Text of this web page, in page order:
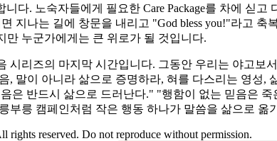
다. 노숙자들에게 필요한 Care Package를 차에 싣
지나는 길에 창문을 내리고 "God bless you!"라고
만 누군가에게는 큰 위로가 될 것입니다.
시리즈의 마지막 시간입니다. 그동안 우리는 야고
, 말이 아니라 삶으로 증명하라, 혀를 다스리는 영성
은 반드시 삶으로 드러난다." "행함이 없는 믿음은
부릉 캠페인처럼 작은 행동 하나가 말씀을 삶으로 옮
rights reserved. Do not reproduce without permission.